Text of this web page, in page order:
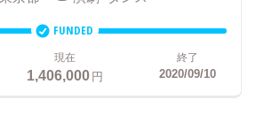
FUNDED
現在
1,406,000円
終了
2020/09/10